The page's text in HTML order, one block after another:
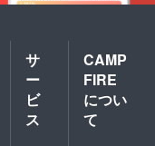
サ
ー
ビ
ス
CAMP
FIRE
につい
て